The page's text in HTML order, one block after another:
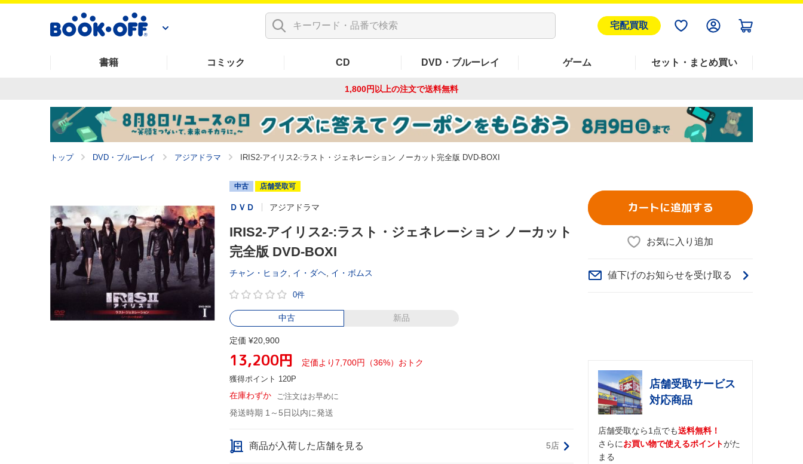
宅配買取
書籍 コミック CD DVD・ブルーレイ ゲーム セット・まとめ買い
1,800円以上の注文で送料無料
トップ DVD・ブルーレイ アジアドラマ IRIS2-アイリス2-:ラスト・ジェネレーション ノーカット完全版 DVD-BOXI
中古 店舗受取可
ＤＶＤ アジアドラマ
IRIS2-アイリス2-:ラスト・ジェネレーション ノーカット
完全版 DVD-BOXI
チャン・ヒョク イ・ダヘ, イ・ボムス
0件
中古 新品
定価 ¥20,900
13,200円 定価より7,700円（36%）おトク
獲得ポイント 120P
在庫わずか ご注文はお早めに
発送時期 1～5日以内に発送
商品が入荷した店舗を見る 5店
カートに追加する
お気に入り追加
値下げのお知らせを受け取る
店舗受取サービス
対応商品
店舗受取なら1点でも送料無料！
さらにお買い物で使えるポイントがた
まる